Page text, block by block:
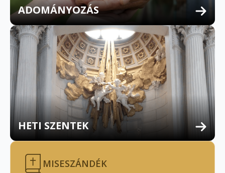
ADOMÁNYOZÁS
HETI SZENTEK
MISESZÁNDÉK